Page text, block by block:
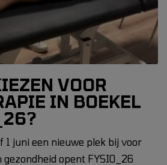
VOOR
IN BOEKEL
1 juni een nieuwe plek bij voor
opent FYSIO_26